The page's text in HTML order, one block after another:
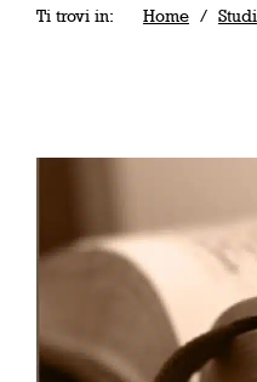
Ti trovi in: Home / Studi